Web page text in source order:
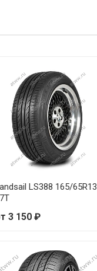
LS388 165/65R13
3 150 ₽